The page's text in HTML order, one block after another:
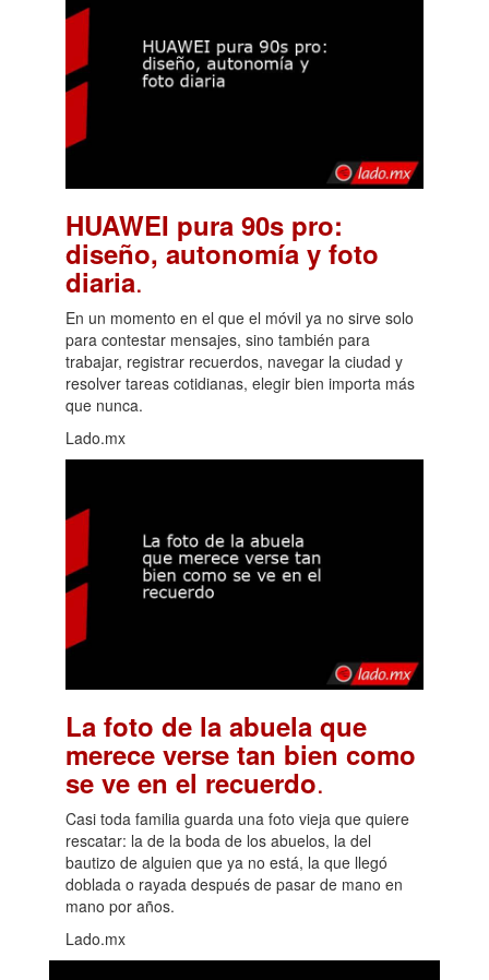
HUAWEI pura 90s pro:
diseño, autonomía y foto
diaria.
En un momento en el que el móvil ya no sirve solo
para contestar mensajes, sino también para
trabajar, registrar recuerdos, navegar la ciudad y
resolver tareas cotidianas, elegir bien importa más
que nunca.
Lado.mx
La foto de la abuela que
merece verse tan bien como
se ve en el recuerdo.
Casi toda familia guarda una foto vieja que quiere
rescatar: la de la boda de los abuelos, la del
bautizo de alguien que ya no está, la que llegó
doblada o rayada después de pasar de mano en
mano por años.
Lado.mx